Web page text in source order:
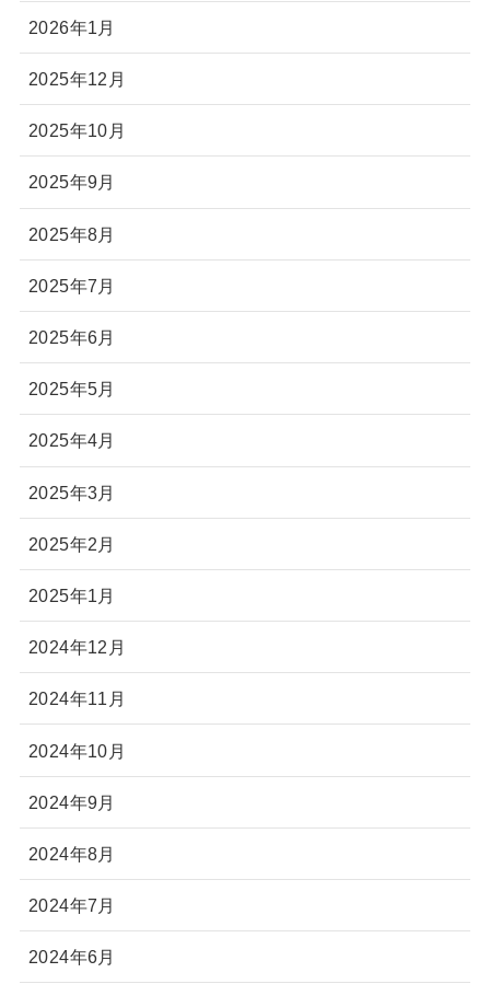
2026年1月
2025年12月
2025年10月
2025年9月
2025年8月
2025年7月
2025年6月
2025年5月
2025年4月
2025年3月
2025年2月
2025年1月
2024年12月
2024年11月
2024年10月
2024年9月
2024年8月
2024年7月
2024年6月